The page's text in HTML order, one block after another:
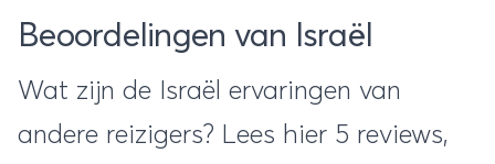
Beoordelingen van Israël
Wat zijn de Israël ervaringen van
andere reizigers? Lees hier 5 reviews,